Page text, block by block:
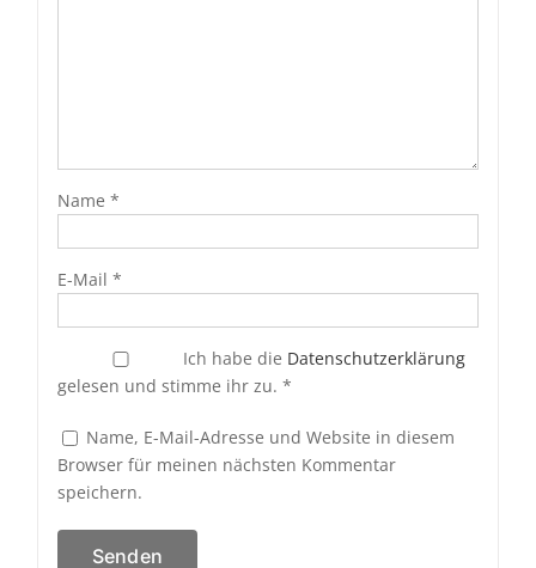
Name *
E-Mail *
Ich habe die Datenschutzerklärung
gelesen und stimme ihr zu. *
Name, E-Mail-Adresse und Website in diesem
Browser für meinen nächsten Kommentar
speichern.